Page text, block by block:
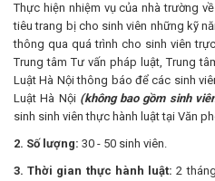
Thực hiện nhiệm vụ của nhà trường
tiêu trang bị cho sinh viên những kỹ
thông qua quá trình cho sinh viên
Trung tâm Tư vấn pháp luật, Trung
Luật Hà Nội thông báo để các sinh
Luật Hà Nội(không bao gồm sinh
sinh sinh viên thực hành luật tại Văn
2. Số lượng: 30 - 50 sinh viên.
3. Thời gian thực hành luật: 2